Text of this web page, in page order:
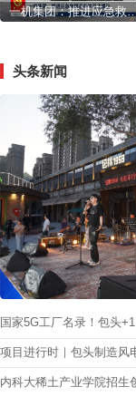
一机集团：推进应急救援
头条新闻
国家5G工厂名录！包头+1
内科大稀土产业学院招生